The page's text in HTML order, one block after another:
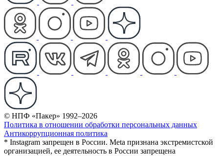
© НПФ «Пакер» 1992–2026
Политика в отношении обработки персональных данных
Антикоррупционная политика
* Instagram запрещен в России. Meta признана экстремистской
организацией, ее деятельность в России запрещена